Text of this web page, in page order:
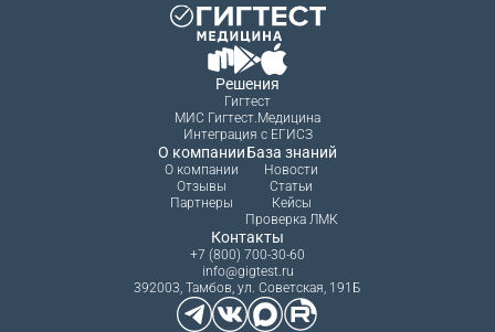
Решения
Гигтест
МИС Гигтест.Медицина
Интеграция с ЕГИСЗ
О компании
О компании
Отзывы
Партнеры
База знаний
Новости
Статьи
Кейсы
Проверка ЛМК
Контакты
+7 (800) 700-30-60
info@gigtest.ru
392003, Тамбов, ул. Советская, 191Б